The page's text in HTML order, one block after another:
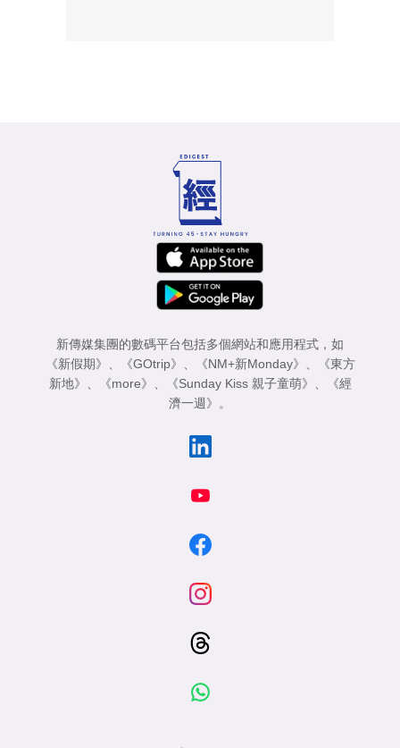
新傳媒集團的數碼平台包括多個網站和應用程式，如
《新假期》
《GOtrip》 《NM+新Monday》
《東方
新地》
《more》 《Sunday Kiss 親子童萌》
《經
濟一週》
。